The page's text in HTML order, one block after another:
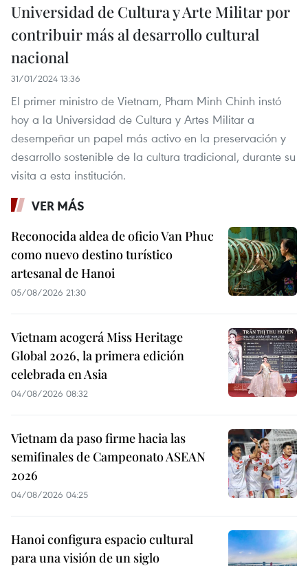
Universidad de Cultura y Arte Militar por
contribuir más al desarrollo cultural
nacional
31/01/2024 13:36
El primer ministro de Vietnam, Pham Minh Chinh instó
hoy a la Universidad de Cultura y Artes Militar a
desempeñar un papel más activo en la preservación y
desarrollo sostenible de la cultura tradicional, durante su
visita a esta institución.
VER MÁS
Reconocida aldea de oficio Van Phuc
como nuevo destino turístico
artesanal de Hanoi
05/08/2026 21:30
Vietnam acogerá Miss Heritage
Global 2026, la primera edición
celebrada en Asia
04/08/2026 08:32
Vietnam da paso firme hacia las
semifinales de Campeonato ASEAN
2026
04/08/2026 04:25
Hanoi configura espacio cultural
para una visión de un siglo